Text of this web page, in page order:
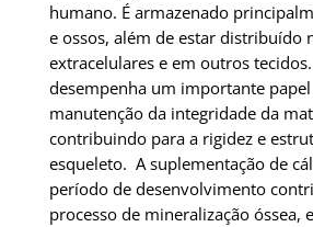
humano. É armazenado
e ossos, além de estar distribuído
extracelulares e em outros
desempenha um importante
manutenção da integridade da
contribuindo para a rigidez e
esqueleto. A suplementação de
período de desenvolvimento
processo de mineralização óssea,